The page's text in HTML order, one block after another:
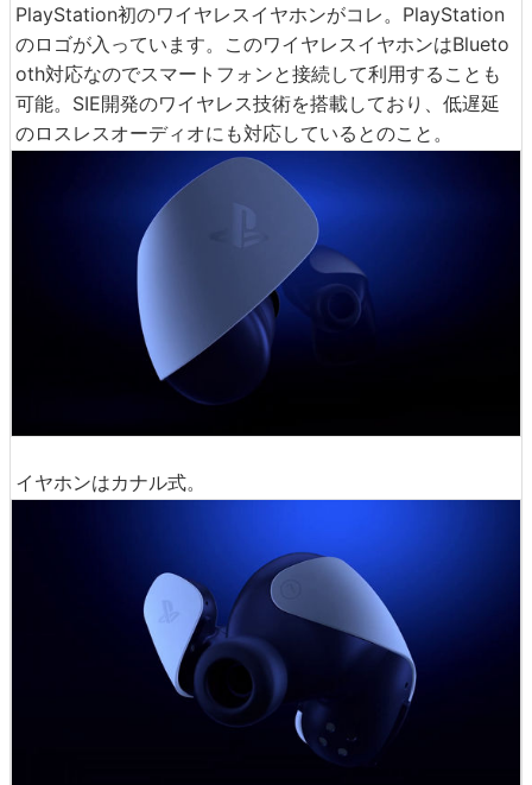
PlayStation初のワイヤレスイヤホンがコレ。PlayStation
のロゴが入っています。このワイヤレスイヤホンはBlueto
oth対応なのでスマートフォンと接続して利用することも
可能。SIE開発のワイヤレス技術を搭載しており、低遅延
のロスレスオーディオにも対応しているとのこと。
イヤホンはカナル式。